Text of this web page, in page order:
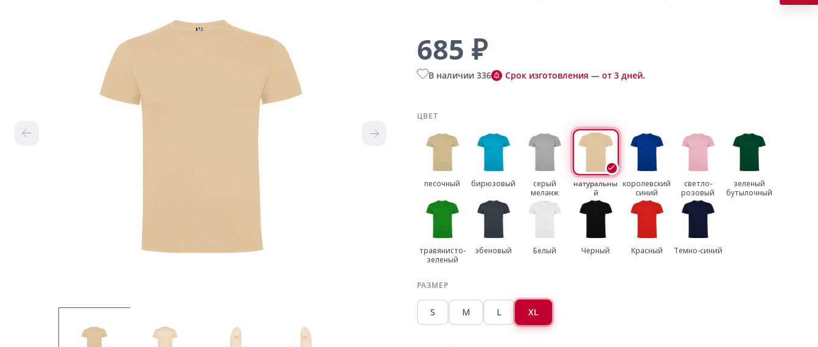
685 ₽
В наличии 336 Срок изготовления — от 3 дней.
ЦВЕТ
песочный бирюзовый
серый
меланж
натуральны
й
королевский
синий
светло-
розовый
зеленый
бутылочный
травянисто-
зеленый
эбеновый Белый Черный Красный Темно-синий
РАЗМЕР
S M L XL